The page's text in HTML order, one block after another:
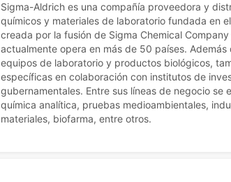
Sigma-Aldrich es una compañía proveedora y
químicos y materiales de laboratorio fundada en
creada por la fusión de Sigma Chemical
actualmente opera en más de 50 países.
equipos de laboratorio y productos biológicos,
específicas en colaboración con institutos de
gubernamentales. Entre sus líneas de negocio se
química analítica, pruebas medioambientales,
materiales, biofarma, entre otros.